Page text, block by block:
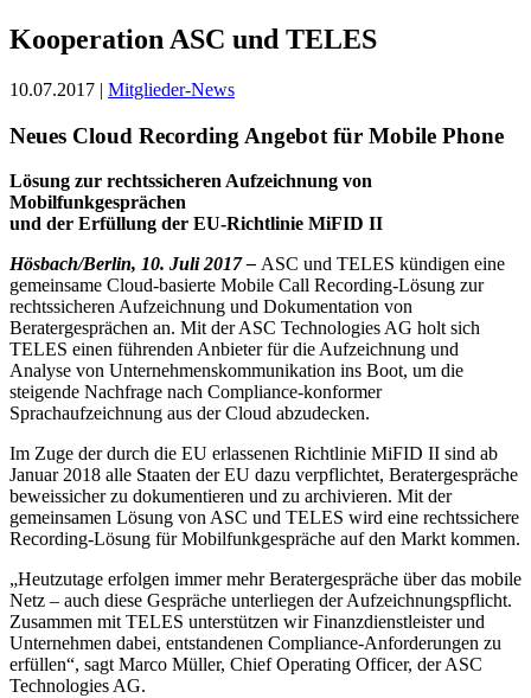
Kooperation ASC und TELES
10.07.2017 | Mitglieder-News
Neues Cloud Recording Angebot für Mobile Phone
Lösung zur rechtssicheren Aufzeichnung von
Mobilfunkgesprächen
und der Erfüllung der EU-Richtlinie MiFID II
Hösbach/Berlin, 10. Juli 2017 – ASC und TELES kündigen eine
gemeinsame Cloud-basierte Mobile Call Recording-Lösung zur
rechtssicheren Aufzeichnung und Dokumentation von
Beratergesprächen an. Mit der ASC Technologies AG holt sich
TELES einen führenden Anbieter für die Aufzeichnung und
Analyse von Unternehmenskommunikation ins Boot, um die
steigende Nachfrage nach Compliance-konformer
Sprachaufzeichnung aus der Cloud abzudecken.
Im Zuge der durch die EU erlassenen Richtlinie MiFID II sind ab
Januar 2018 alle Staaten der EU dazu verpflichtet, Beratergespräche
beweissicher zu dokumentieren und zu archivieren. Mit der
gemeinsamen Lösung von ASC und TELES wird eine rechtssichere
Recording-Lösung für Mobilfunkgespräche auf den Markt kommen.
„Heutzutage erfolgen immer mehr Beratergespräche über das mobile
Netz – auch diese Gespräche unterliegen der Aufzeichnungspflicht.
Zusammen mit TELES unterstützen wir Finanzdienstleister und
Unternehmen dabei, entstandenen Compliance-Anforderungen zu
erfüllen“, sagt Marco Müller, Chief Operating Officer, der ASC
Technologies AG.